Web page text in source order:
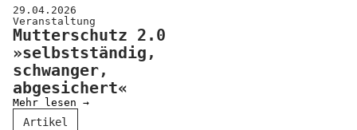
News
Termine
FREELENS Galerie
Showcases
29.04.2026
Veranstaltung
Mutterschutz 2.0
»selbstständig,
schwanger,
abgesichert«
Mehr lesen →
Artikel